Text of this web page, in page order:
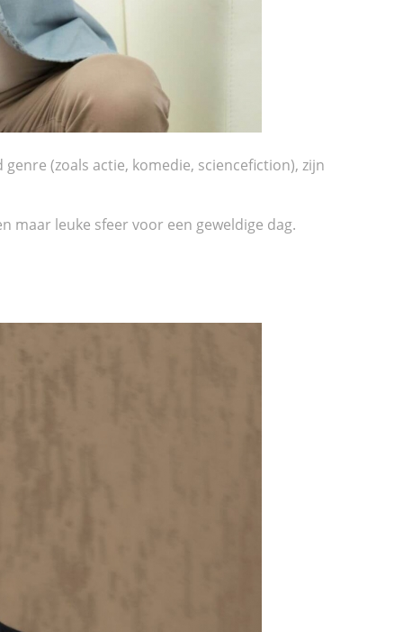
(zoals actie, komedie, sciencefiction), zijn
maar leuke sfeer voor een geweldige dag.